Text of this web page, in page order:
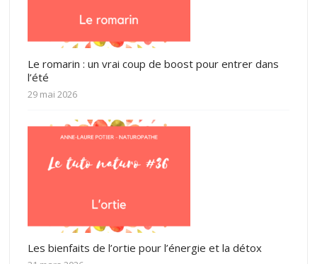
Le romarin : un vrai coup de boost pour entrer dans
l’été
29 mai 2026
Les bienfaits de l’ortie pour l’énergie et la détox